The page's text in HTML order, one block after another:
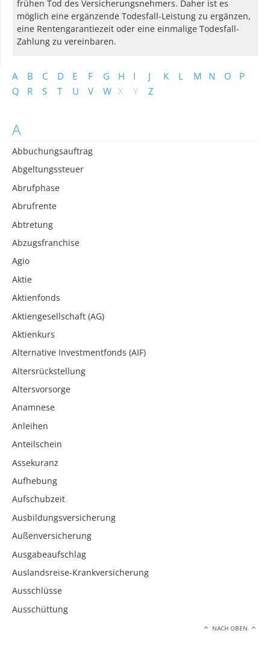
A B C D E F G H I J K L M N O
P
Q
R S T U V W X Y Z
A
Abbuchungsauftrag
Abgeltungssteuer
Abrufphase
Abrufrente
Abtretung
Abzugsfranchise
Agio
Aktie
Aktienfonds
Aktiengesellschaft (AG)
Aktienkurs
Alternative Investmentfonds (AIF)
Altersrückstellung
Altersvorsorge
Anamnese
Anleihen
Anteilschein
Assekuranz
Aufhebung
Aufschubzeit
Ausbildungsversicherung
Außenversicherung
Ausgabeaufschlag
Auslandsreise-Krankversicherung
Ausschlüsse
Ausschüttung
NACH OBEN
frühen Tod des Versicherungsnehmers. Daher ist es
möglich eine ergänzende Todesfall-Leistung zu ergänzen,
eine Rentengarantiezeit oder eine einmalige Todesfall-
Zahlung zu vereinbaren.